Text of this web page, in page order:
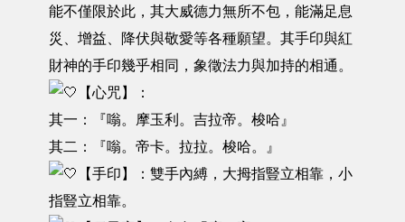
能不僅限於此，其大威德力無所不包，能滿足息
災、增益、降伏與敬愛等各種願望。其手印與紅
財神的手印幾乎相同，象徵法力與加持的相通。
【心咒】：
其一：『嗡。摩玉利。吉拉帝。梭哈』
其二：『嗡。帝卡。拉拉。梭哈。』
【手印】：雙手內縛，大拇指豎立相靠，小
指豎立相靠。